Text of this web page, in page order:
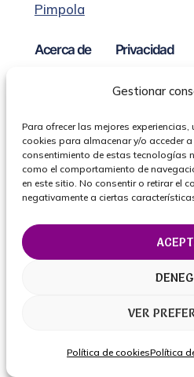
Gestionar
Para ofrecer las mejores
cookies para almacenar y/o acceder
consentimiento de estas tecnologías
como el comportamiento de
en este sitio. No consentir o retirar el
negativamente a ciertas
VER
Política de cookiesPolítica
Pimpola
Acerca de
Carreras
Privacidad
Contacta con
Diseñado conWordPress